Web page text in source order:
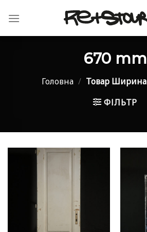
670 mm
Головна / Товар Ширина
ФІЛЬТР